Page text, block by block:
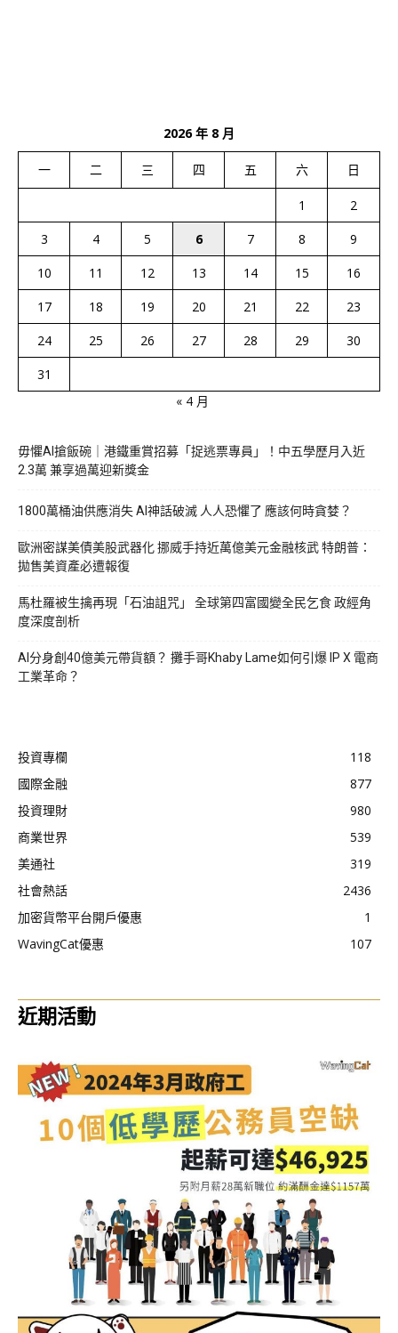
2026 年 8 月
一 二 三 四 五 六 日
1
2
3
4 5 6 7 8
9
10
11 12 13 14 15
16
17
18 19 20 21 22
23
24
25 26 27 28 29
30
31
« 4 月
毋懼AI搶飯碗｜港鐵重賞招募「捉逃票專員」！中五學歷月入近
2.3萬 兼享過萬迎新獎金
1800萬桶油供應消失 AI神話破滅 人人恐懼了 應該何時貪婪？
歐洲密謀美債美股武器化 挪威手持近萬億美元金融核武 特朗普：
拋售美資產必遭報復
馬杜羅被生擒再現「石油詛咒」 全球第四富國變全民乞食 政經角
度深度剖析
AI分身創40億美元帶貨額？ 攤手哥Khaby Lame如何引爆 IP X 電商
工業革命？
投資專欄
118
國際金融
877
投資理財
980
商業世界
539
美通社
319
社會熱話
2436
加密貨幣平台開戶優惠
1
WavingCat優惠
107
近期活動